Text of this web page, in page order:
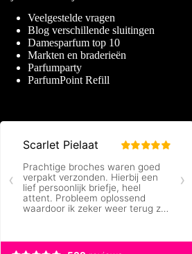
Veelgestelde vragen
Blog verschillende sluitingen
Damesparfum top 10
Markten en braderieën
Parfumparty
ParfumPoint Refill